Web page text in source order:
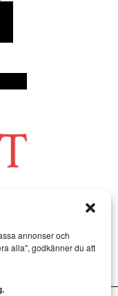
annonser och
alla", godkänner du att